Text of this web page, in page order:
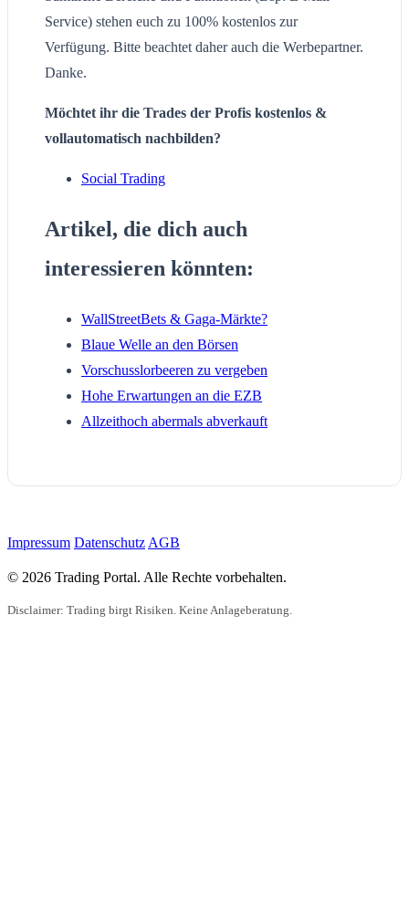
Service) stehen euch zu 100% kostenlos zur
Verfügung. Bitte beachtet daher auch die Werbepartner.
Danke.
Möchtet ihr die Trades der Profis kostenlos &
vollautomatisch nachbilden?
Social Trading
Artikel, die dich auch
interessieren könnten:
WallStreetBets & Gaga-Märkte?
Blaue Welle an den Börsen
Vorschusslorbeeren zu vergeben
Hohe Erwartungen an die EZB
Allzeithoch abermals abverkauft
Impressum Datenschutz AGB
© 2026 Trading Portal. Alle Rechte vorbehalten.
Disclaimer: Trading birgt Risiken. Keine Anlageberatung.